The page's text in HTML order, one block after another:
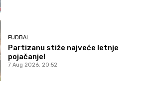
FUDBAL
Partizanu stiže najveće letnje
pojačanje!
7 Aug 2026. 20:52